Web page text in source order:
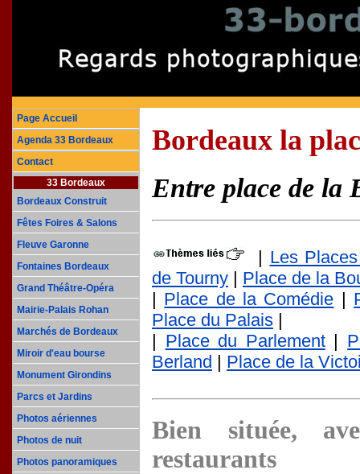
Page Accueil
Agenda 33 Bordeaux
Contact
33 Bordeaux
Bordeaux Construit
Fêtes Foires & Salons
Fleuve Garonne
Fontaines Bordeaux
Grand Théâtre-Opéra
Mairie-Palais Rohan
Marchés de Bordeaux
Miroir d'eau bourse
Monument Girondins
Parcs et Jardins
Photos aériennes
Photos de nuit
Photos panoramiques
Bordeaux la
Entre place de la
| Les
de Tourny | Place de la
| Place de la Comédie |
Place du Palais |
| Place du Parlement|
Berland | Place de la
Bien située,
restaurants